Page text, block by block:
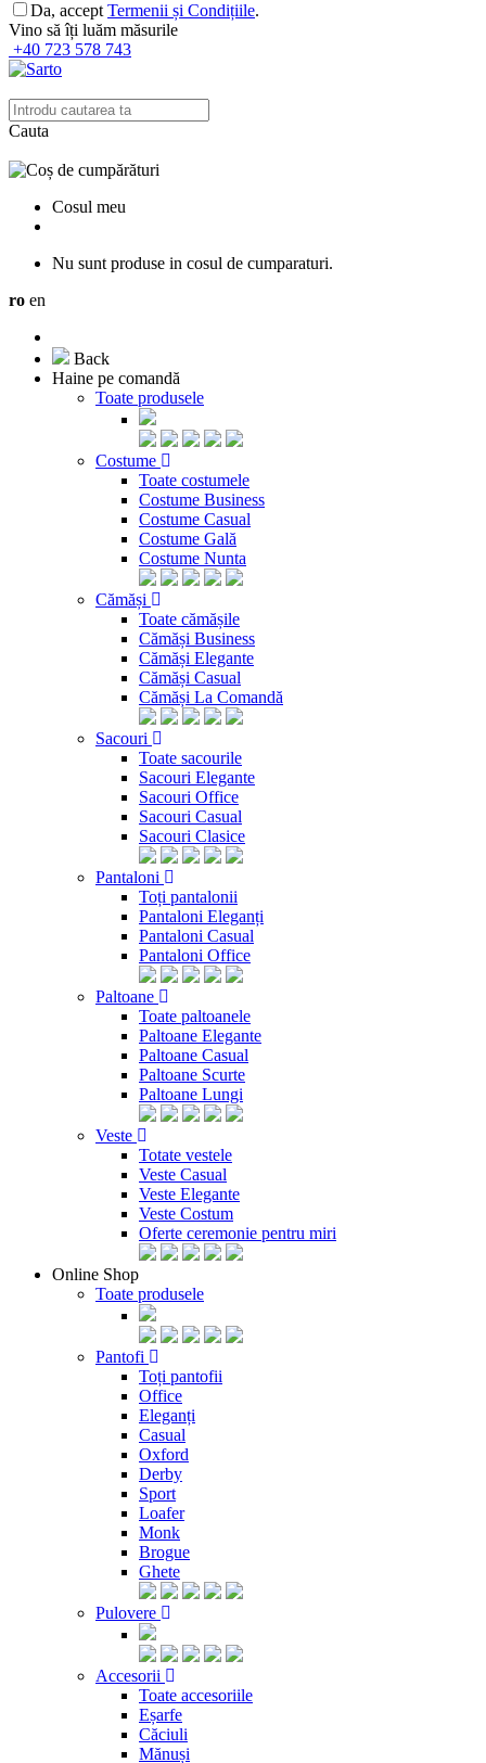
Da, accept Termenii și Condițiile.
Vino să îți luăm măsurile
+40 723 578 743
Cauta
Cosul meu
Nu sunt produse in cosul de cumparaturi.
ro en
Back
Haine pe comandă
Toate produsele
Costume
Toate costumele
Costume Business
Costume Casual
Costume Gală
Costume Nunta
Cămăși
Toate cămășile
Cămăși Business
Cămăși Elegante
Cămăși Casual
Cămăși La Comandă
Sacouri
Toate sacourile
Sacouri Elegante
Sacouri Office
Sacouri Casual
Sacouri Clasice
Pantaloni
Toți pantalonii
Pantaloni Eleganți
Pantaloni Casual
Pantaloni Office
Paltoane
Toate paltoanele
Paltoane Elegante
Paltoane Casual
Paltoane Scurte
Paltoane Lungi
Veste
Totate vestele
Veste Casual
Veste Elegante
Veste Costum
Oferte ceremonie pentru miri
Online Shop
Toate produsele
Pantofi
Toți pantofii
Office
Eleganți
Casual
Oxford
Derby
Sport
Loafer
Monk
Brogue
Ghete
Pulovere
Accesorii
Toate accesoriile
Eșarfe
Căciuli
Mănuși